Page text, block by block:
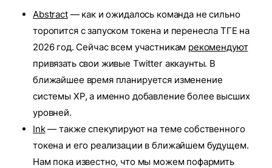
Abstract— как и ожидалось команда не сильно
торопится с запуском токена и перенесла ТГЕ на
2026 год. Сейчас всем участникам рекомендуют
привязать свои живые Twitter аккаунты. В
ближайшее время планируется изменение
системы ХР, а именно добавление более высших
уровней.
Ink— также спекулируют на теме собственного
токена и его реализации в ближайшем будущем.
Нам пока известно, что мы можем пофармить